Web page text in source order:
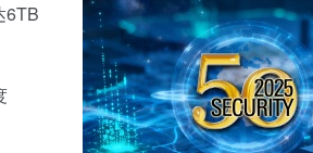
6TB
专家关注